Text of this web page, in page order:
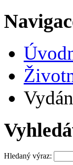
Hledaný výraz: